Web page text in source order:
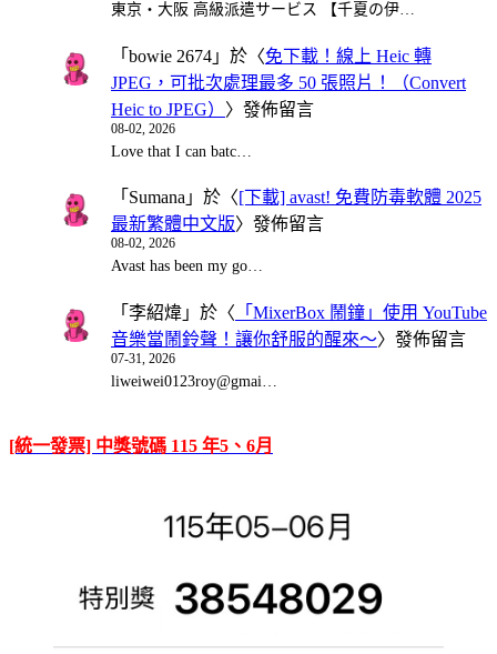
東京・大阪 高級派遣サービス 【千夏の伊…
「 bowie 2674 」於〈免下載！線上 Heic 轉
JPEG，可批次處理最多 50 張照片！（Convert
Heic to JPEG） 〉發佈留言
08-02, 2026
Love that I can batc…
「 Sumana 」於〈 [下載] avast! 免費防毒軟體 2025
最新繁體中文版〉發佈留言
08-02, 2026
Avast has been my go…
「 李紹煒 」於〈 「MixerBox 鬧鐘」使用 YouTube
音樂當鬧鈴聲！讓你舒服的醒來～〉發佈留言
07-31, 2026
liweiwei0123roy@gmai…
[統一發票] 中獎號碼 115 年5、6月